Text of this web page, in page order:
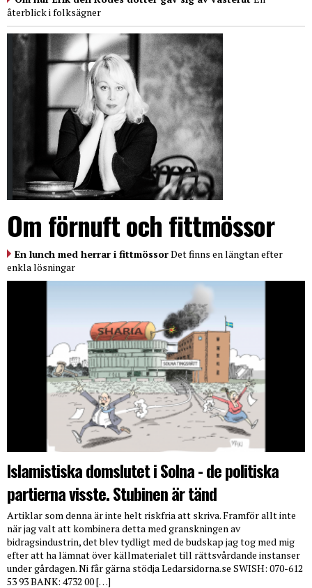
återblick i folksägner
Om förnuft och fittmössor
En lunch med herrar i fittmössorDet finns en längtan efter
enkla lösningar
Islamistiska domslutet i Solna - de politiska
partierna visste. Stubinen är tänd
Artiklar som denna är inte helt riskfria att skriva. Framför allt inte
när jag valt att kombinera detta med granskningen av
bidragsindustrin, det blev tydligt med de budskap jag tog med mig
efter att ha lämnat över källmaterialet till rättsvårdande instanser
under gårdagen. Ni får gärna stödja Ledarsidorna.se SWISH: 070-612
53 93 BANK: 4732 00 […]